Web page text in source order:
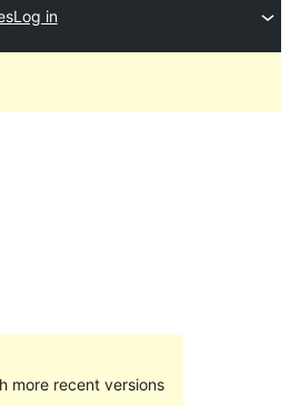
Log in
more recent versions